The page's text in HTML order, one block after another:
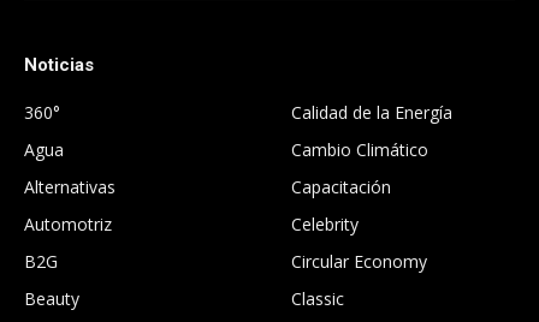
Noticias
360°
Agua
Alternativas
Automotriz
B2G
Beauty
Calidad de la Energía
Cambio Climático
Capacitación
Celebrity
Circular Economy
Classic